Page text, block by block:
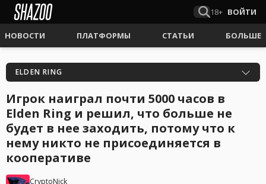
18+ ВОЙТИ
НОВОСТИ ПЛАТФОРМЫ СТАТЬИ БОЛЬШЕ
ELDEN RING
Игрок наиграл почти 5000 часов в
Elden Ring и решил, что больше не
будет в нее заходить, потому что к
нему никто не присоединяется в
кооперативе
CryptoNick